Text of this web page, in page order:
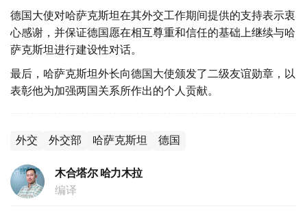
德国大使对哈萨克斯坦在其外交工作期间提供的支持表示衷
心感谢，并保证德国愿在相互尊重和信任的基础上继续与哈
萨克斯坦进行建设性对话。
最后，哈萨克斯坦外长向德国大使颁发了二级友谊勋章，以
表彰他为加强两国关系所作出的个人贡献。
外交 外交部 哈萨克斯坦 德国
木合塔尔 哈力木拉
编译